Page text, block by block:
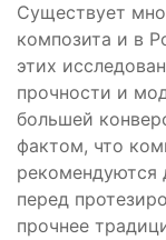
Существует
композита и в
этих
прочности и
большей
фактом, что
рекомендуются
перед
прочнее